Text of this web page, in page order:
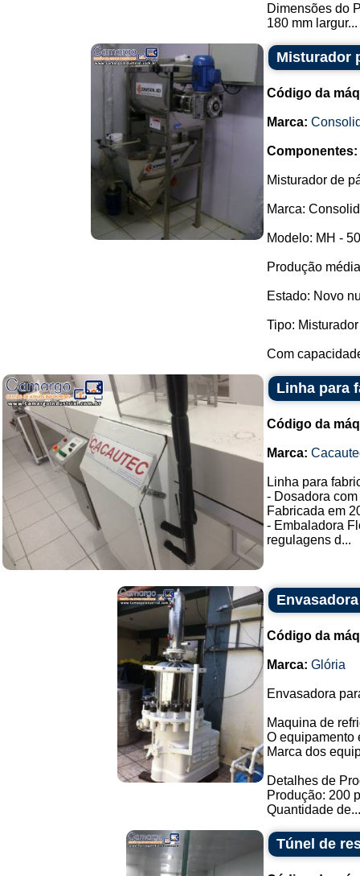
Dimensões do
180 mm largur...
Misturador
Código da
Marca:
Componentes:
Misturador de
Marca:
Modelo: MH -
Produção
Estado: Novo
Tipo:
Com
Linha para
Código da
Marca:
Linha para
- Dosadora
Fabricada em
- Embaladora
regulagens d...
Código da
Marca: Glória
Envasadora
Maquina de
O equipamento
Marca dos
Detalhes de
Produção: 200
Quantidade de...
Túnel de